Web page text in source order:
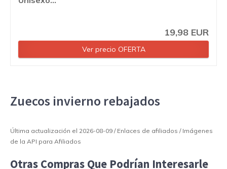
19,98 EUR
Ver precio OFERTA
Zuecos invierno rebajados
Última actualización el 2026-08-09 / Enlaces de afiliados / Imágenes
de la API para Afiliados
Otras Compras Que Podrían Interesarle